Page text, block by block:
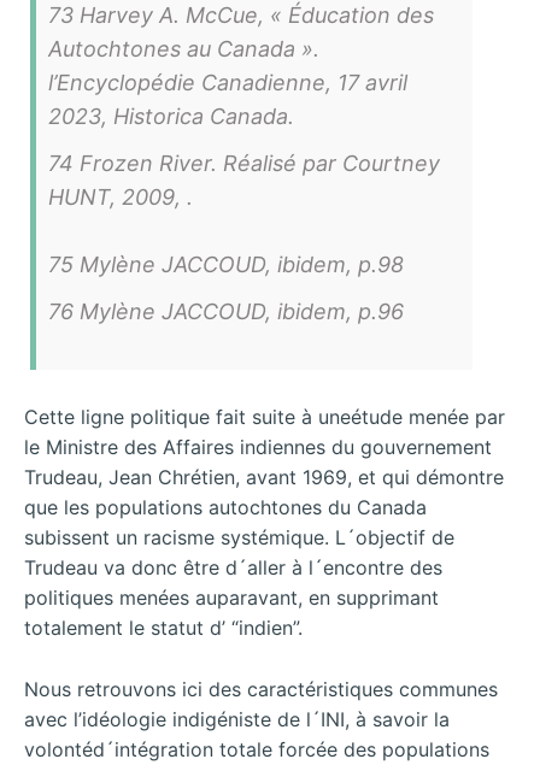
73 Harvey A. McCue, « Éducation des
Autochtones au Canada ».
l’Encyclopédie Canadienne, 17 avril
2023, Historica Canada.
74 Frozen River. Réalisé par Courtney
HUNT, 2009, .
75 Mylène JACCOUD, ibidem, p.98
76 Mylène JACCOUD, ibidem, p.96
Cette ligne politique fait suite à uneétude menée par
le Ministre des Affaires indiennes du gouvernement
Trudeau, Jean Chrétien, avant 1969, et qui démontre
que les populations autochtones du Canada
subissent un racisme systémique. L´objectif de
Trudeau va donc être d´aller à l´encontre des
politiques menées auparavant, en supprimant
totalement le statut d’ “indien”.
Nous retrouvons ici des caractéristiques communes
avec l’idéologie indigéniste de l´INI, à savoir la
volontéd´intégration totale forcée des populations